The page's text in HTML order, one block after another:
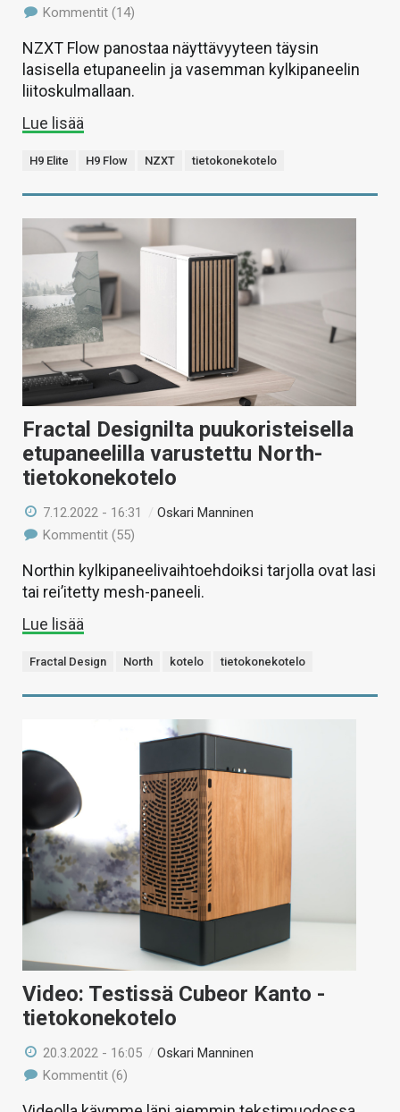
Kommentit (14)
NZXT Flow panostaa näyttävyyteen täysin
lasisella etupaneelin ja vasemman kylkipaneelin
liitoskulmallaan.
Lue lisää
H9 Elite H9 Flow NZXT tietokonekotelo
Fractal Designilta puukoristeisella
etupaneelilla varustettu North-
tietokonekotelo
7.12.2022 - 16:31 /Oskari Manninen
Kommentit (55)
Northin kylkipaneelivaihtoehdoiksi tarjolla ovat lasi
tai rei’itetty mesh-paneeli.
Lue lisää
Fractal Design North kotelo tietokonekotelo
Video: Testissä Cubeor Kanto -
tietokonekotelo
20.3.2022 - 16:05 /Oskari Manninen
Kommentit (6)